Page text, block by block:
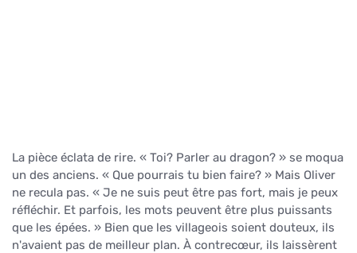
La pièce éclata de rire. « Toi? Parler au dragon? » se moqua
un des anciens. « Que pourrais tu bien faire? » Mais Oliver
ne recula pas. « Je ne suis peut être pas fort, mais je peux
réfléchir. Et parfois, les mots peuvent être plus puissants
que les épées. » Bien que les villageois soient douteux, ils
n'avaient pas de meilleur plan. À contrecœur, ils laissèrent